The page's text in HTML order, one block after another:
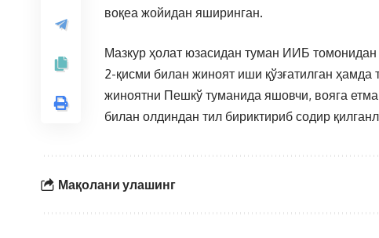
воқеа жойидан яширинган.
Мазкур ҳолат юзасидан туман ИИБ
2-қисми билан жиноят иши қўзғатилган
жиноятни Пешкў туманида яшовчи, вояга
билан олдиндан тил бириктириб содир
Мақолани улашинг